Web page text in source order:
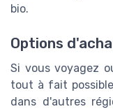
bio.
Options
Si vous voyagez
tout à fait
dans d'autres